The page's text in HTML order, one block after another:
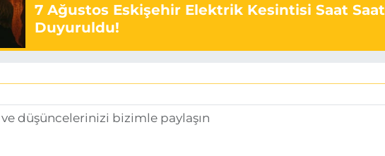
7 Ağustos Eskişehir Elektrik Kesintisi Saat Saat
Duyuruldu!